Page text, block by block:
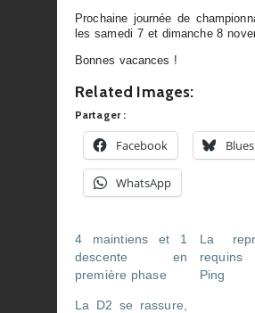
Prochaine journée de
les samedi 7 et dimanche 8
Bonnes vacances !
Related Images:
Partager :
Facebook
WhatsApp
4 maintiens et 1
descente en
première phase
La
requins
Ping
La D2 se rassure,